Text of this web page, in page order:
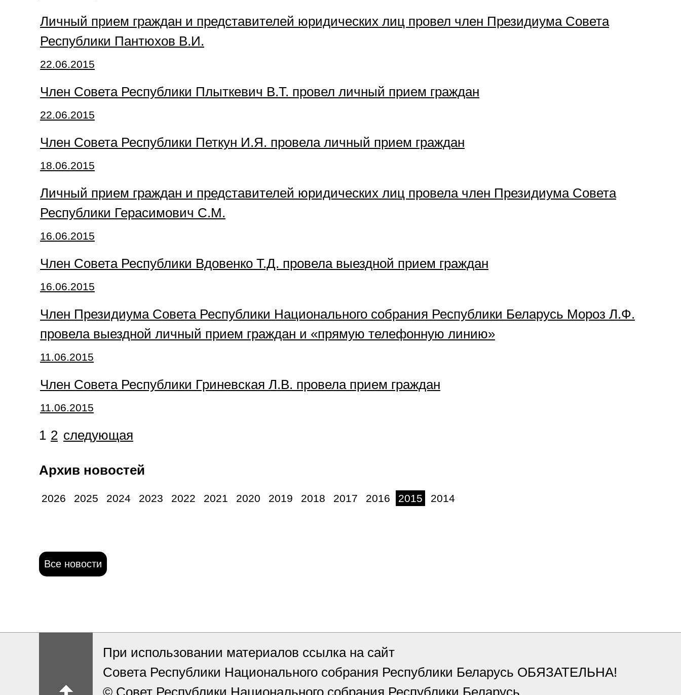
Личный прием граждан и представителей юридических лиц провел член Президиума Совета
Республики Пантюхов В.И.
22.06.2015
Член Совета Республики Плыткевич В.Т. провел личный прием граждан
22.06.2015
Член Совета Республики Петкун И.Я. провела личный прием граждан
18.06.2015
Личный прием граждан и представителей юридических лиц провела член Президиума Совета
Республики Герасимович С.М.
16.06.2015
Член Совета Республики Вдовенко Т.Д. провела выездной прием граждан
16.06.2015
Член Президиума Совета Республики Национального собрания Республики Беларусь Мороз Л.Ф.
провела выездной личный прием граждан и «прямую телефонную линию»
11.06.2015
Член Совета Республики Гриневская Л.В. провела прием граждан
11.06.2015
1 2 следующая
Архив новостей
2026 2025 2024 2023 2022 2021 2020 2019 2018 2017 2016 2015 2014
Все новости
При использовании материалов ссылка на сайт
Совета Республики Национального собрания Республики Беларусь ОБЯЗАТЕЛЬНА!
© Совет Республики Национального собрания Республики Беларусь.